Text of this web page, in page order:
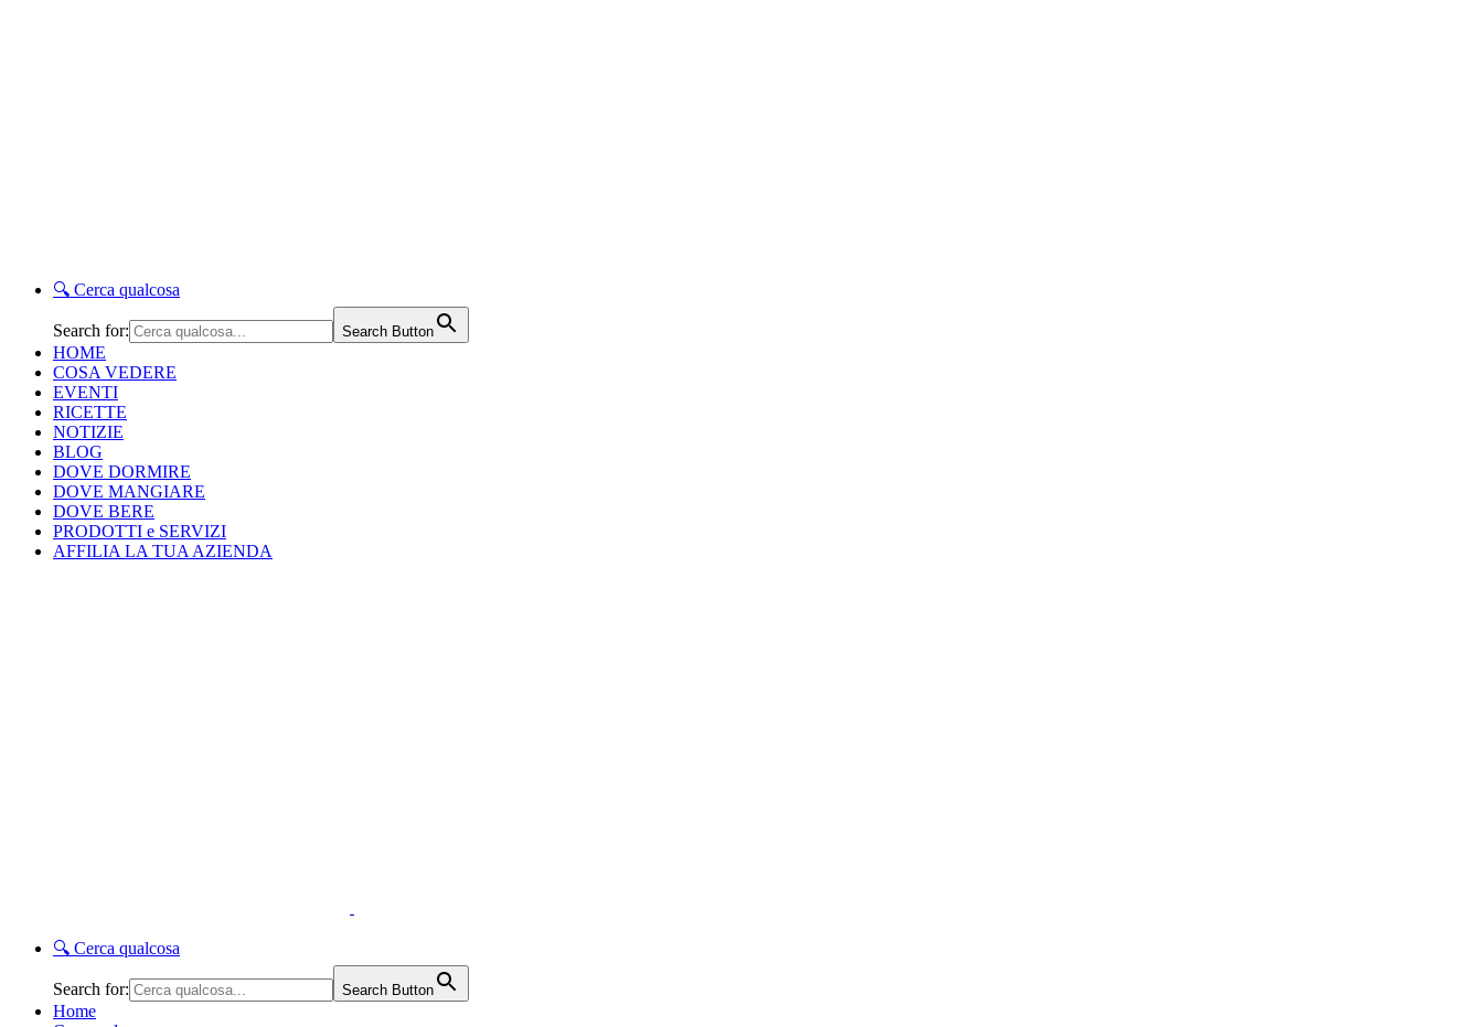
🔍 Cerca qualcosa
Search for: Search Button
HOME
COSA VEDERE
EVENTI
RICETTE
NOTIZIE
BLOG
DOVE DORMIRE
DOVE MANGIARE
DOVE BERE
PRODOTTI e SERVIZI
AFFILIA LA TUA AZIENDA
🔍 Cerca qualcosa
Search for: Search Button
Home